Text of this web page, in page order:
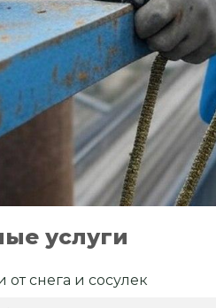
услуги
от снега и сосулек